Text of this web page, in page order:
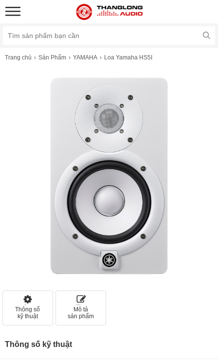
Trang chủ Sản Phẩm YAMAHA Loa Yamaha HS5I
Thông số
kỹ thuật
Mô tả
sản phẩm
Thông số kỹ thuật